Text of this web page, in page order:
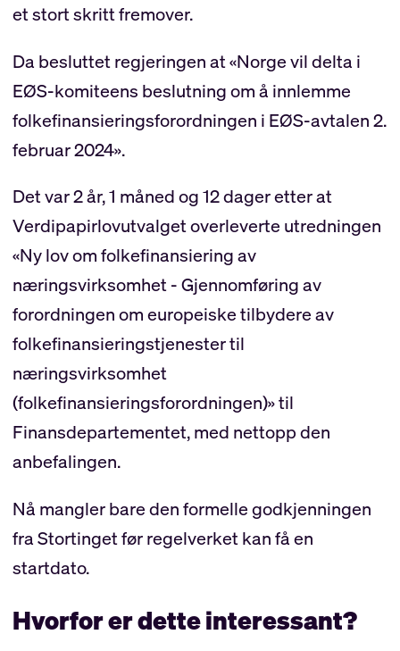
et stort skritt fremover.
Da besluttet regjeringen at «Norge vil delta i
EØS-komiteens beslutning om å innlemme
folkefinansieringsforordningen i EØS-avtalen 2.
februar 2024».
Det var 2 år, 1 måned og 12 dager etter at
Verdipapirlovutvalget overleverte utredningen
«Ny lov om folkefinansiering av
næringsvirksomhet - Gjennomføring av
forordningen om europeiske tilbydere av
folkefinansieringstjenester til
næringsvirksomhet
(folkefinansieringsforordningen)» til
Finansdepartementet, med nettopp den
anbefalingen.
Nå mangler bare den formelle godkjenningen
fra Stortinget før regelverket kan få en
startdato.
Hvorfor er dette interessant?